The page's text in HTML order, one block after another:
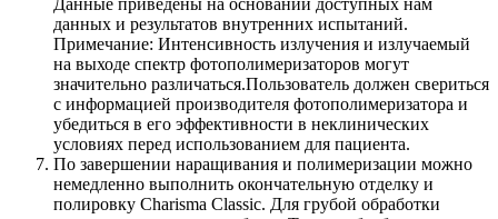
Данные приведены на основании доступных нам
данных и результатов внутренних испытаний.
Примечание: Интенсивность излучения и излучаемый
на выходе спектр фотополимеризаторов могут
значительно различаться.Пользователь должен свериться
с информацией производителя фотополимеризатора и
убедиться в его эффективности в неклинических
условиях перед использованием для пациента.
По завершении наращивания и полимеризации можно
немедленно выполнить окончательную отделку и
полировку Charisma Classic. Для грубой обработки